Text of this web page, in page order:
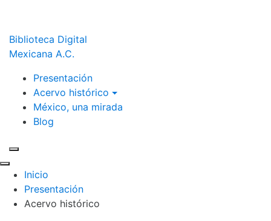
Biblioteca Digital
Mexicana A.C.
Presentación
Acervo histórico
México, una mirada
Blog
Inicio
Presentación
Acervo histórico